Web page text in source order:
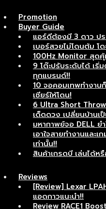
Promotion
Buyer Guide
แอร์ดีต้องมี 3 ดาว ปร
เบอร์สวยไม่โดนต้ม โ
100Hz Monitor สุดคุ้
9 โต๊ะปรับระดับได้ เ
ทุกแบรนด์!!
10 จอคอมเทพทำงา
เชียร์ให้โดน!
6 Ultra Short
เด็ดดวง เปลี่ยนบ้านเ
มหากาพย์จอ DELL ย
เอาใจสายทำงานและ
เท่านั้น!!
สินค้าเกรดบี เล่นได้ห
Reviews
[Review] Lexar
แอดกาวแนะนำ!!
Review RACE1